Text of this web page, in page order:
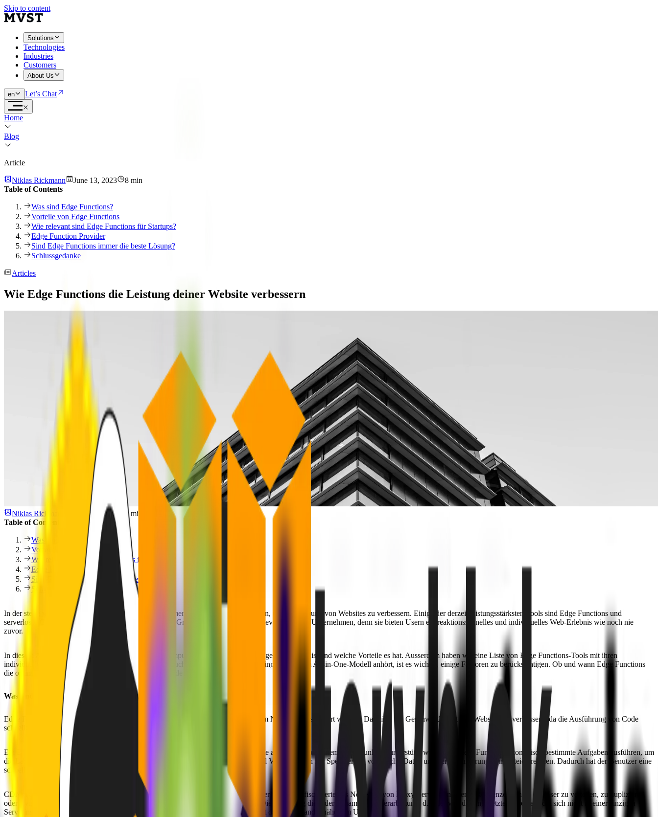
Skip to content
Solutions
Technologies
Industries
Customers
About Us
en Let’s Chat
Home
Blog
Article
Niklas Rickmann June 13, 2023
8 min
Table of Contents
Was sind Edge Functions?
Vorteile von Edge Functions
Wie relevant sind Edge Functions für Startups?
Edge Function Provider
Sind Edge Functions immer die beste Lösung?
Schlussgedanke
Articles
Wie Edge Functions die Leistung deiner Website verbessern
Niklas Rickmann June 13, 2023
8 min
Table of Contents
Was sind Edge Functions?
Vorteile von Edge Functions
Wie relevant sind Edge Functions für Startups?
Edge Function Provider
Sind Edge Functions immer die beste Lösung?
Schlussgedanke
In der stetig wachsenden Development-Welt gibt es immer mehr Tools und Techniken, um die Leistung von Websites zu verbessern. Einige der derzeit leistungsstärksten Tools sind Edge Functions und
serverloses Computing. Diese Tools werden nicht ohne Grund immer beliebter bei Developern und Unternehmen, denn sie bieten Usern ein reaktionsschnelles und individuelles Web-Erlebnis wie noch nie
zuvor.
In diesem Artikel tauchen wir in die Welt des Edge Computings ein, erklären was Edge Computing ist und welche Vorteile es hat. Ausserdem haben wir eine Liste von Edge Functions-Tools mit ihren
individuellen Vor- und Nachteilen zusammengestellt. Auch wenn sich Edge-Computing nach einem All-in-One-Modell anhört, ist es wichtig, einige Faktoren zu berücksichtigen. Ob und wann Edge Functions
die optimale Lösung sind, beantworten wir dann am Ende des Artikels.
Was sind Edge Functions?
Edge Functions sind kleine Programme, die in der Nähe der Geräte von Benutzern im Netzwerk ausgeführt werden. Das hilft, die Geschwindigkeit von Websites zu verbessern, da die Ausführung von Code
schneller und effizienter ist.
Ein Beispiel dafür könnte folgendermaßen aussehen: Wenn ein Benutzer eine Website aufruft, die von einem Edge-Funktion unterstützt wird, kann diese Funktion automatisch bestimmte Aufgaben ausführen, um
die Ladezeit der Seite zu verkürzen. Dies kann von der Optimierung von Bildern und Videos bis hin zur Speicherung von Cache-Daten und der Minimierung von Dateien reichen. Dadurch hat der Benutzer eine
schnellere und reibungslosere Erfahrung auf der Website.
CDNs (Content Delivery Networks)
wurden entwickelt, um statische Webinhalte über ein geografisch verteiltes Netzwerk von Proxy-Servern und deren Rechenzentren an die User zu verteilen, zu duplizieren
oder zwischenzuspeichern. Edge Computing soll in ähnlicher Weise funktionieren: Die Verteilung dient der dynamischen Verarbeitung, d.h. der von dir eingesetzte Code befindet sich nicht in einer einzigen
Serverinstanz an einem zentralen Ort, sondern ist verteilt und die Verarbeitung erfolgt daher am Rande, näher am User.